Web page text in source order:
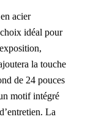
acier
idéal pour
la touche
de 24 pouces
motif intégré
La